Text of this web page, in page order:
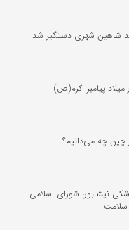
شاهین شهری دستگیر شد
پیامبر اکرم(ص)
چین چه می‌دانیم؟
نیشابور، شورای اسلامی
سلامت